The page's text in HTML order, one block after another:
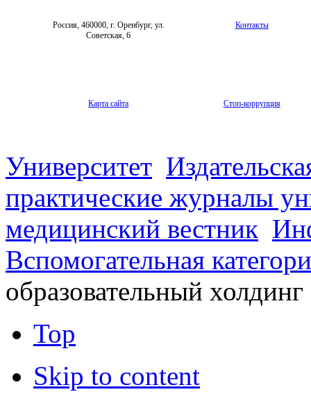
Россия, 460000, г. Оренбург, ул.
Советская, 6
Контакты
Карта сайта Стоп-коррупция
Университет
практические журналы
медицинский вестник
Вспомогательная
образовательный
Top
Skip to content